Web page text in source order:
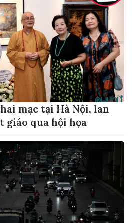
mạc tại Hà Nội, lan
giáo qua hội họa